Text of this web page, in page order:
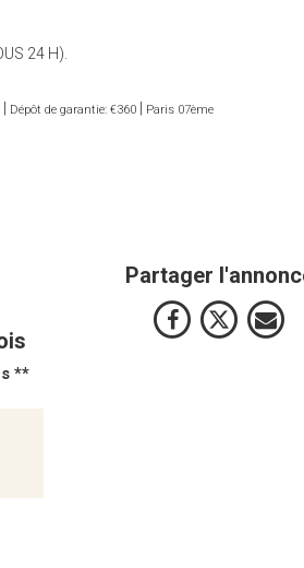
24 H).
Dépôt de garantie: €360 Paris 07ème
**
Partager